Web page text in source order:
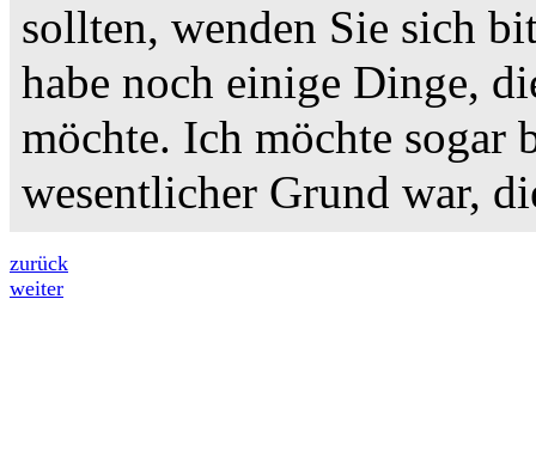
sollten, wenden Sie sich
habe noch einige Dinge,
möchte. Ich möchte sogar
wesentlicher Grund war,
zurück
weiter